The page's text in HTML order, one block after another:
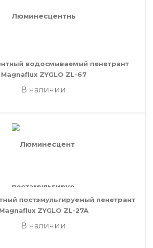
водосмываемый пенетрант
Magnaflux ZYGLO ZL-67
В наличии
постэмульгируемый пенетрант
Magnaflux ZYGLO ZL-27A
В наличии